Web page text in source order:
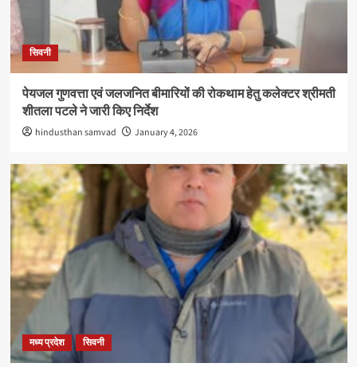
सिवनी
पेयजल गुणवत्ता एवं जलजनित बीमारियों की रोकथाम हेतु कलेक्टर श्रीमती
शीतला पटले ने जारी किए निर्देश
hindusthan samvad January 4, 2026
मध्य प्रदेश सिवनी